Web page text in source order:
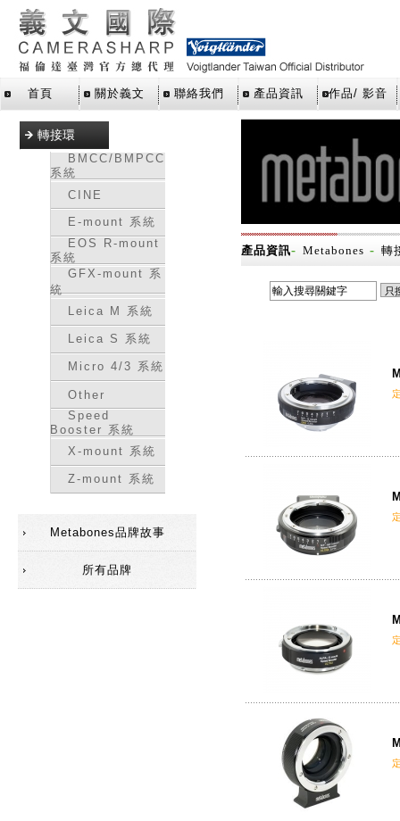
首頁 關於義文 聯絡我們 產品資訊 作品/ 影音
轉接環
BMCC/BMPCC
系統
CINE
E-mount 系統
EOS R-mount
系統
GFX-mount 系
統
Leica M 系統
Leica S 系統
Micro 4/3 系統
Other
Speed
Booster 系統
X-mount 系統
Z-mount 系統
Metabones品牌故事
所有品牌
產品資訊- Metabones - 轉